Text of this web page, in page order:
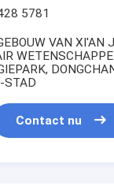
5781
VAN XI'AN
STAD
Contact nu